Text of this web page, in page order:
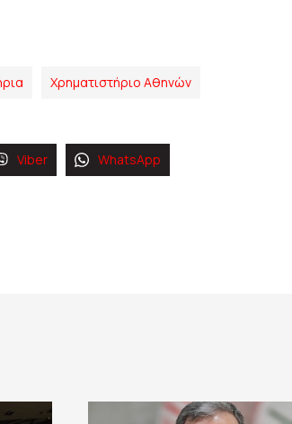
Χρηματιστήριο Αθηνών
Viber WhatsApp